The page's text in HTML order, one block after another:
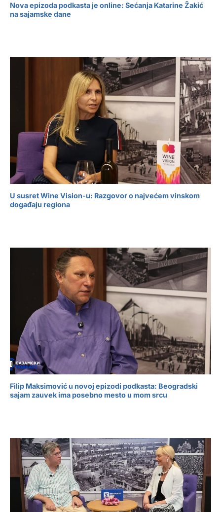
Nova epizoda podkasta je online: Sećanja Katarine Žakić
na sajamske dane
U susret Wine Vision-u: Razgovor o najvećem vinskom
događaju regiona
Filip Maksimović u novoj epizodi podkasta: Beogradski
sajam zauvek ima posebno mesto u mom srcu